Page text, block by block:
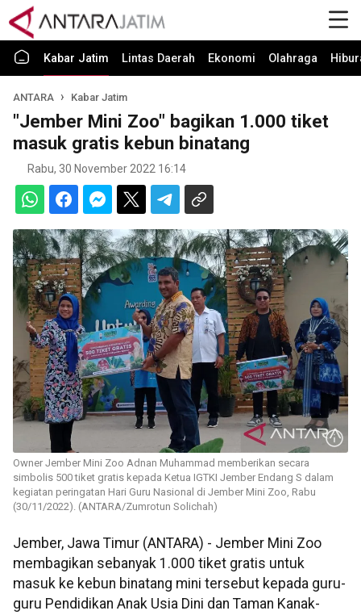
Kabar Jatim Lintas Daerah Ekonomi Olahraga
ANTARA Kabar Jatim
"Jember Mini Zoo" bagikan 1.000 tiket
masuk gratis kebun binatang
Rabu, 30 November 2022 16:14
Owner Jember Mini Zoo Adnan Muhammad memberikan secara
simbolis 500 tiket gratis kepada Ketua IGTKI Jember Endang S dalam
kegiatan peringatan Hari Guru Nasional di Jember Mini Zoo, Rabu
(30/11/2022). (ANTARA/Zumrotun Solichah)
Jember, Jawa Timur (ANTARA) - Jember Mini Zoo
membagikan sebanyak 1.000 tiket gratis untuk
masuk ke kebun binatang mini tersebut kepada guru-
guru Pendidikan Anak Usia Dini dan Taman Kanak-